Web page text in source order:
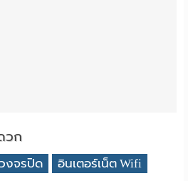
วก
งจรปิด อินเตอร์เน็ต Wifi